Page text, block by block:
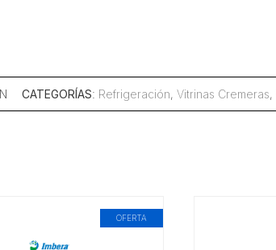
CATEGORÍAS: Refrigeración, Vitrinas Cremeras,
OFERTA